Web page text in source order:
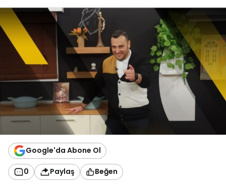
Google'da Abone Ol
0 Paylaş Beğen